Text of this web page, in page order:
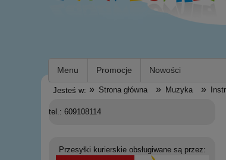
Menu Promocje Nowości
Jesteś w: » Strona główna » Muzyka »
tel.: 609108114
Przesyłki kurierskie obsługiwane są przez: